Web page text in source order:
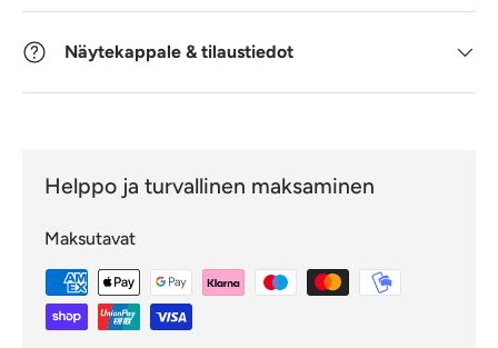
Näytekappale & tilaustiedot
Helppo ja turvallinen maksaminen
Maksutavat